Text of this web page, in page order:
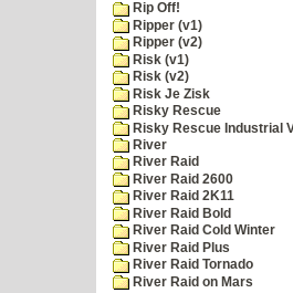
Rip Off!
Ripper (v1)
Ripper (v2)
Risk (v1)
Risk (v2)
Risk Je Zisk
Risky Rescue
Risky Rescue Industrial
River
River Raid
River Raid 2600
River Raid 2K11
River Raid Bold
River Raid Cold Winter
River Raid Plus
River Raid Tornado
River Raid on Mars